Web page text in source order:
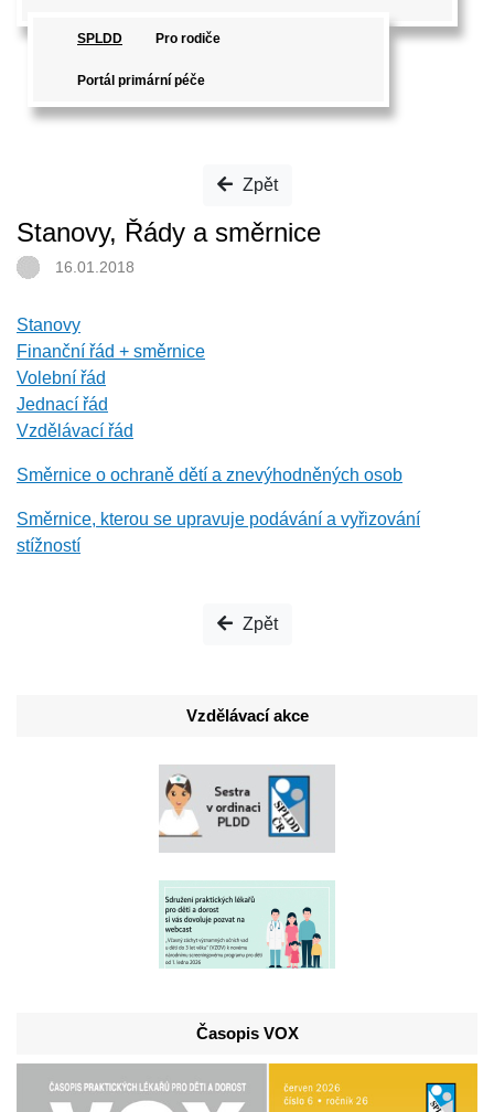
SPLDD Pro rodiče
Portál primární péče
Zpět
Stanovy, Řády a směrnice
16.01.2018
Stanovy
Finanční řád + směrnice
Volební řád
Jednací řád
Vzdělávací řád
Směrnice o ochraně dětí a znevýhodněných osob
Směrnice, kterou se upravuje podávání a vyřizování
stížností
Zpět
Vzdělávací akce
Časopis VOX